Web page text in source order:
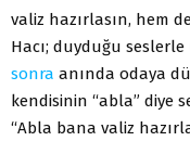
valiz hazırlasın, hem
Hacı; duyduğu
sonra anında odaya
kendisinin “abla” diye
“Abla bana valiz